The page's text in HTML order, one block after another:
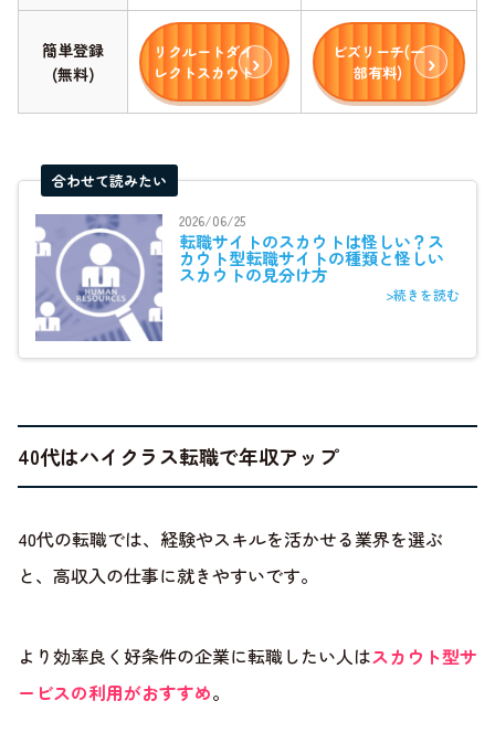
簡単登録
(無料)
リクルートダイ
レクトスカウト
ビズリーチ(一
部有料)
合わせて読みたい
2026/06/25
転職サイトのスカウトは怪しい？ス
カウト型転職サイトの種類と怪しい
スカウトの見分け方
>続きを読む
40代はハイクラス転職で年収アップ
40代の転職では、経験やスキルを活かせる業界を選ぶ
と、高収入の仕事に就きやすいです。
より効率良く好条件の企業に転職したい人はスカウト型サ
ービスの利用がおすすめ。